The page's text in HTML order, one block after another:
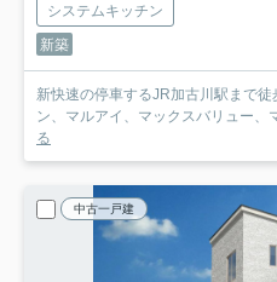
システムキッチン
新築
新快速の停車するJR加古川駅まで
ン、マルアイ、マックスバリュー、
る
中古一戸建